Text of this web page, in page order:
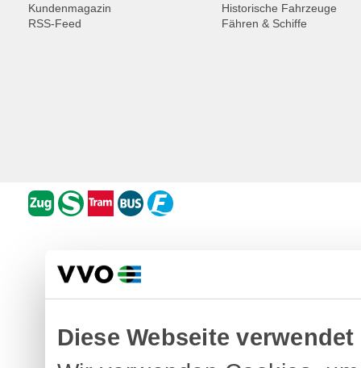
Diese Webseite
Kundenmagazin
RSS-Feed
Historische Fahrzeuge
Fähren & Schiffe